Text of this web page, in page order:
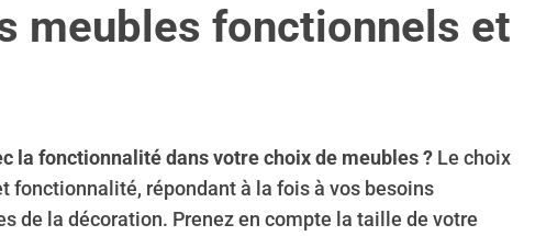
meubles fonctionnels et
la fonctionnalité dans votre choix de meubles ? Le choix
fonctionnalité, répondant à la fois à vos besoins
de la décoration. Prenez en compte la taille de votre